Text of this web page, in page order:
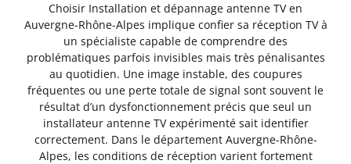
Choisir Installation et dépannage antenne TV en
Auvergne-Rhône-Alpes implique confier sa réception TV à
un spécialiste capable de comprendre des
problématiques parfois invisibles mais très pénalisantes
au quotidien. Une image instable, des coupures
fréquentes ou une perte totale de signal sont souvent le
résultat d’un dysfonctionnement précis que seul un
installateur antenne TV expérimenté sait identifier
correctement. Dans le département Auvergne-Rhône-
Alpes, les conditions de réception varient fortement